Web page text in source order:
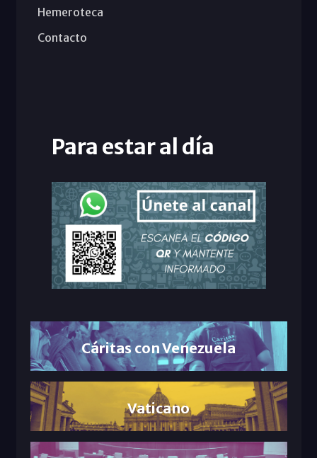
Hemeroteca
Contacto
Para estar al día
Cáritas con Venezuela
Vaticano